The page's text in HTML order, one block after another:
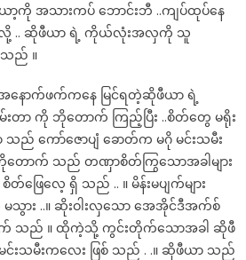
ကို အသားကပ် ဘောင်းဘီ ..ကျပ်ထုပ်နေ
.. ဆိုဖီယာ ရဲ့ ကိုယ်လုံးအလှကို သူ
သည် ။
နောက်ဖက်ကနေ မြင်ရတဲ့ဆိုဖီယာ ရဲ့
တာ ကို ဘိုတောက် ကြည့်ပြီး ..စိတ်တွေ မရိုး
သည် ကော်ဇောပျံ ခောတ်က မဂို မင်းသမီး
တောက် သည် တဏှာစိတ်ကြွသောအခါများ
ဖြေလေ့ ရှိ သည် .. ။ မိန်းမပျက်များ
မသွား ..။ ဆိုးဝါးလှသော အေအိုင်ဒီအက်စ်
က် သည် ။ ထိုကဲ့သို့ ကွင်းတိုက်သောအခါ ဆိုဖီ
သမီးကလေး ဖြစ် သည် . .။ ဆိုဖီယာ သည်